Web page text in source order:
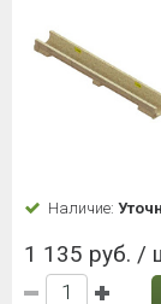
Наличие:
1 135 руб. /